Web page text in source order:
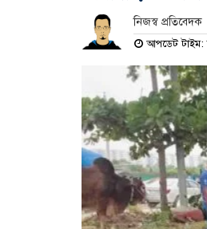
নিজস্ব প্রতিবেদক
আপডেট টাইম: